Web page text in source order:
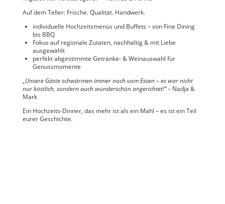
Auf dem Teller: Frische. Qualität. Handwerk.
individuelle Hochzeitsmenüs und Buffets – von Fine Dining
bis BBQ
Fokus auf regionale Zutaten, nachhaltig & mit Liebe
ausgewählt
perfekt abgestimmte Getränke- & Weinauswahl für
Genussmomente
„Unsere Gäste schwärmen immer noch vom Essen – es war nicht
nur köstlich, sondern auch wunderschön angerichtet!“– Nadja &
Mark
Ein Hochzeits-Dinner, das mehr ist als ein Mahl – es ist ein Teil
eurer Geschichte.